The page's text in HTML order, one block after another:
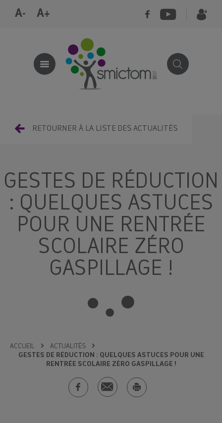
A- A+
RETOURNER À LA LISTE DES ACTUALITÉS
GESTES DE RÉDUCTION
: QUELQUES ASTUCES
POUR UNE RENTRÉE
SCOLAIRE ZÉRO
GASPILLAGE !
ACCUEIL
ACTUALITÉS
GESTES DE RÉDUCTION : QUELQUES ASTUCES POUR UNE
RENTRÉE SCOLAIRE ZÉRO GASPILLAGE !